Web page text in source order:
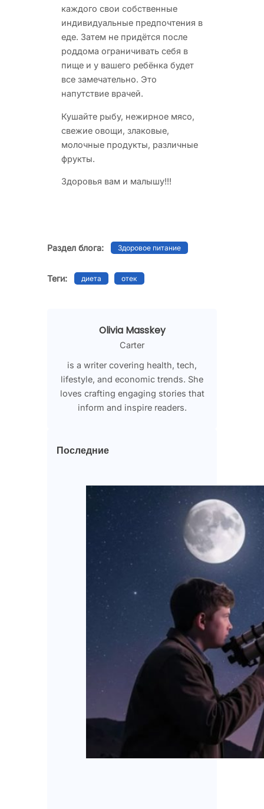
каждого свои собственные
индивидуальные предпочтения в
еде. Затем не придётся после
роддома ограничивать себя в
пище и у вашего ребёнка будет
все замечательно. Это
напутствие врачей.
Кушайте рыбу, нежирное мясо,
свежие овощи, злаковые,
молочные продукты, различные
фрукты.
Здоровья вам и малышу!!!
Раздел блога: Здоровое питание
Теги: диета отек
Olivia Masskey
Carter
is a writer covering health, tech,
lifestyle, and economic trends. She
loves crafting engaging stories that
inform and inspire readers.
Последние